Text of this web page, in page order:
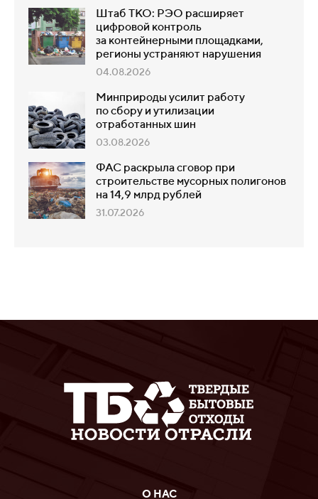
Штаб ТКО: РЭО расширяет
цифровой контроль
за контейнерными площадками,
регионы устраняют нарушения
04.08.2026
Минприроды усилит работу
по сбору и утилизации
отработанных шин
03.08.2026
ФАС раскрыла сговор при
строительстве мусорных полигонов
на 14,9 млрд рублей
31.07.2026
О НАС